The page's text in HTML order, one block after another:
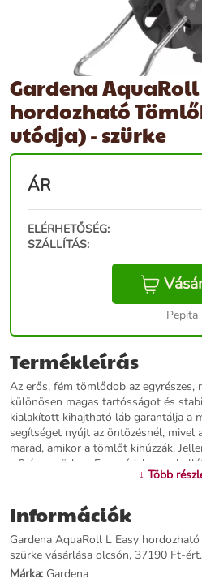
Gardena AquaRoll
hordozható
utódja) - szürke
ÁR
ELÉRHETŐSÉG:
SZÁLLÍTÁS:
Pepita
Termékleírás
Az erős, fém tömlődob az egyrészes,
különösen magas tartósságot és
kialakított kihajtható láb garantálja a
segítséget nyújt az öntözésnél, mivel
marad, amikor a tömlőt kihúzzák.
- Színe: szürke - Fagyvédelemmel
m, 5/8" - 80 m, 3/4" - 50 m -
mm (5/8"), 50 m 19 mm (3/4")
vonatkozik, a locsolótömlő nem
További információk>>
↓ Több
Információk
Gardena AquaRoll L Easy
szürke vásárlása olcsón, 37190 Ft-
Márka: Gardena